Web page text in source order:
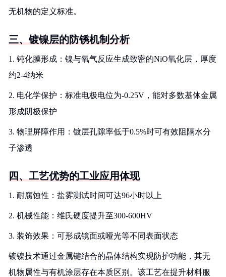
无机物的定义标准。
三、镀镍层的防锈机制分析
1. 钝化膜形成：镍与氧气反应生成致密的NiO氧化层，厚度
约2-4纳米
2. 电化学保护：标准电极电位为-0.25V，能对多数基体金属
形成阴极保护
3. 物理屏障作用：镀层孔隙率低于0.5%时可有效阻隔水分
子渗透
四、工艺优势的工业应用体现
1. 耐腐蚀性：盐雾测试时间可达96小时以上
2. 机械性能：维氏硬度提升至300-600HV
3. 装饰效果：可形成镜面或哑光等不同表面状态
镀镍技术通过金属键结合的晶体结构实现防护功能，其无
机物属性与有机涂层存在本质区别。该工艺在提升材料服